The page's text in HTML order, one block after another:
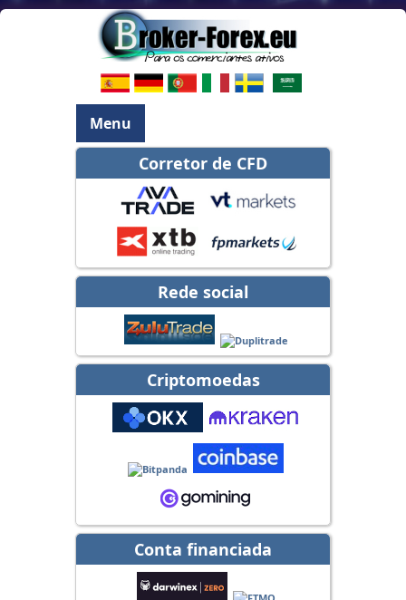
Menu
Corretor de CFD
Rede social
Criptomoedas
Conta financiada